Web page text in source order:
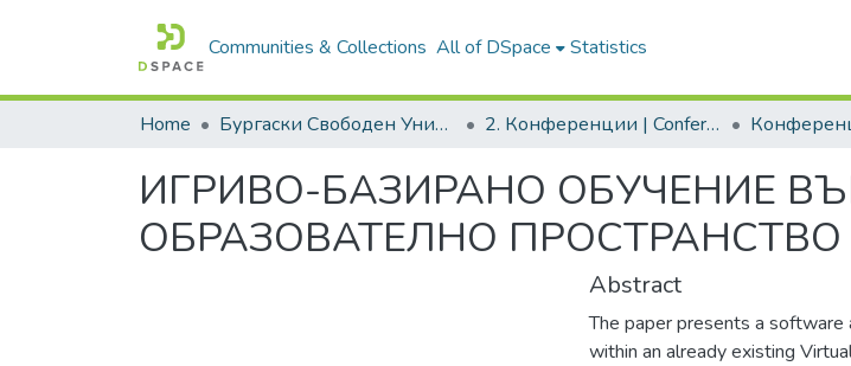
Communities & Collections All of DSpace Statistics
Home Бургаски Свободен Университет | Burgas Free University 2. Конференции | Conferences
ИГРИВО-БАЗИРАНО ОБУЧЕНИЕ
ОБРАЗОВАТЕЛНО ПРОСТРАНСТВО
Abstract
The paper presents a
within an already existing